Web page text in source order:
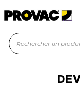
d'un équipement ?